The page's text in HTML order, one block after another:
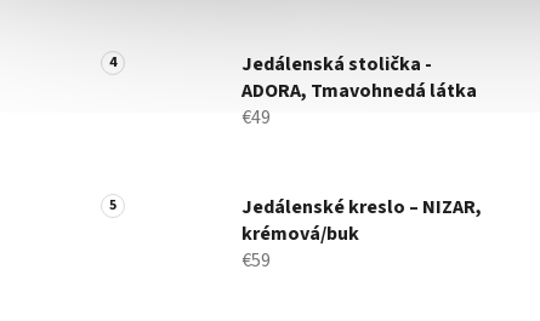
Jedálenská stolička -
ADORA, Tmavohnedá látka
€49
Jedálenské kreslo – NIZAR,
krémová/buk
€59